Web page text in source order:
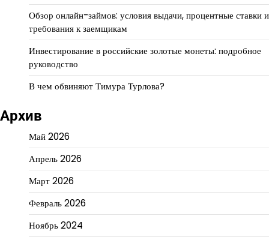
Обзор онлайн-займов: условия выдачи, процентные ставки и
требования к заемщикам
Инвестирование в российские золотые монеты: подробное
руководство
В чем обвиняют Тимура Турлова?
Архив
Май 2026
Апрель 2026
Март 2026
Февраль 2026
Ноябрь 2024